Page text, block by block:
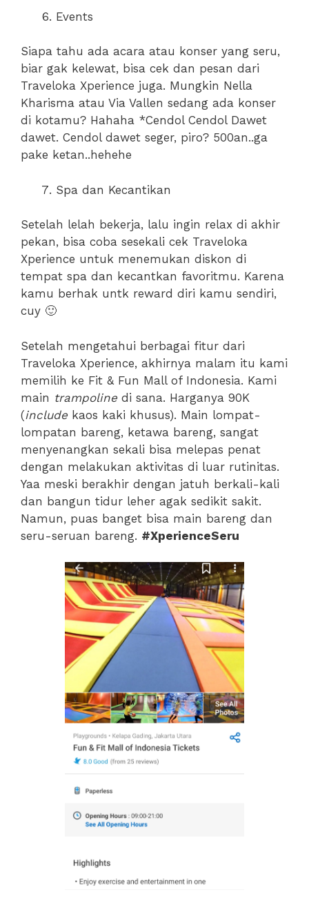
Events
Siapa tahu ada acara atau konser yang seru,
biar gak kelewat, bisa cek dan pesan dari
Traveloka Xperience juga. Mungkin Nella
Kharisma atau Via Vallen sedang ada konser
di kotamu? Hahaha *Cendol Cendol Dawet
dawet. Cendol dawet seger, piro? 500an..ga
pake ketan..hehehe
Spa dan Kecantikan
Setelah lelah bekerja, lalu ingin relax di akhir
pekan, bisa coba sesekali cek Traveloka
Xperience untuk menemukan diskon di
tempat spa dan kecantkan favoritmu. Karena
kamu berhak untk reward diri kamu sendiri,
cuy 🙂
Setelah mengetahui berbagai fitur dari
Traveloka Xperience, akhirnya malam itu kami
memilih ke Fit & Fun Mall of Indonesia. Kami
main trampoline di sana. Harganya 90K
(include kaos kaki khusus). Main lompat-
lompatan bareng, ketawa bareng, sangat
menyenangkan sekali bisa melepas penat
dengan melakukan aktivitas di luar rutinitas.
Yaa meski berakhir dengan jatuh berkali-kali
dan bangun tidur leher agak sedikit sakit.
Namun, puas banget bisa main bareng dan
seru-seruan bareng. #XperienceSeru